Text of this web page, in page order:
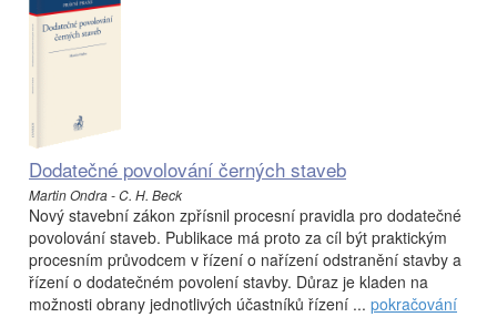
Dodatečné povolování černých staveb
Martin Ondra - C. H. Beck
Nový stavební zákon zpřísnil procesní pravidla pro dodatečné
povolování staveb. Publikace má proto za cíl být praktickým
procesním průvodcem v řízení o nařízení odstranění stavby a
řízení o dodatečném povolení stavby. Důraz je kladen na
možnosti obrany jednotlivých účastníků řízení ... pokračování